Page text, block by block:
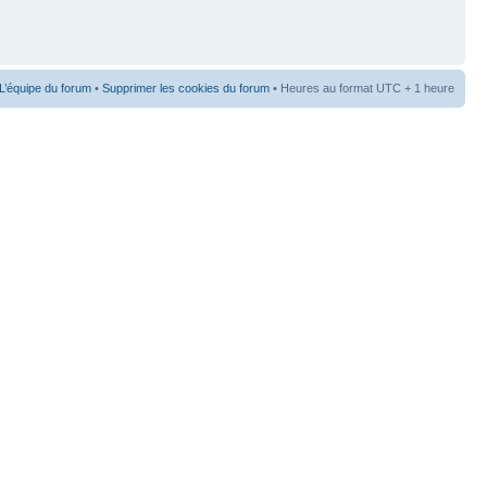
L’équipe du forum • Supprimer les cookies du forum • Heures au format UTC + 1 heure